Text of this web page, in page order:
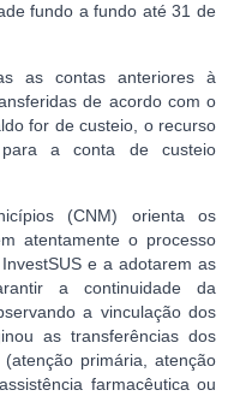
fundo a fundo até 31 de
as contas anteriores à
de acordo com o
for de custeio, o recurso
para a conta de custeio
(CNM) orienta os
atentamente o processo
e a adotarem as
a continuidade da
a vinculação dos
as transferências dos
primária, atenção
farmacêutica ou